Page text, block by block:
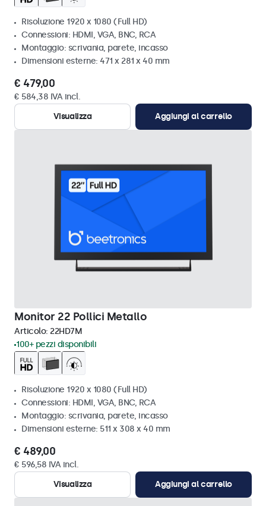
Risoluzione 1920 x 1080 (Full HD)
Connessioni: HDMI, VGA, BNC, RCA
Montaggio: scrivania, parete, incasso
Dimensioni esterne: 471 x 281 x 40 mm
€ 479,00
€ 584,38 IVA incl.
Visualizza
Aggiungi al carrello
Monitor 22 Pollici Metallo
Articolo: 22HD7M
100+ pezzi disponibili
Risoluzione 1920 x 1080 (Full HD)
Connessioni: HDMI, VGA, BNC, RCA
Montaggio: scrivania, parete, incasso
Dimensioni esterne: 511 x 308 x 40 mm
€ 489,00
€ 596,58 IVA incl.
Visualizza
Aggiungi al carrello